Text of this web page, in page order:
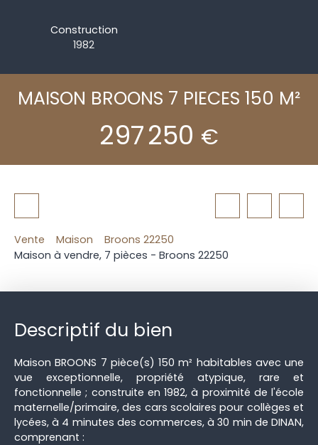
Construction
1982
MAISON BROONS 7 PIECES 150 M²
297 250 €
Vente Maison
Broons 22250
Maison à vendre, 7 pièces - Broons 22250
Descriptif du bien
Maison BROONS 7 pièce(s) 150 m² habitables avec une
vue exceptionnelle, propriété atypique, rare et
fonctionnelle ; construite en 1982, à proximité de l'école
maternelle/primaire, des cars scolaires pour collèges et
lycées, à 4 minutes des commerces, à 30 min de DINAN,
comprenant :